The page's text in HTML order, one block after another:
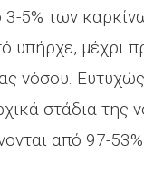
5% των
υπήρχε, μέχρι
νόσου.
στάδια της
από 97-